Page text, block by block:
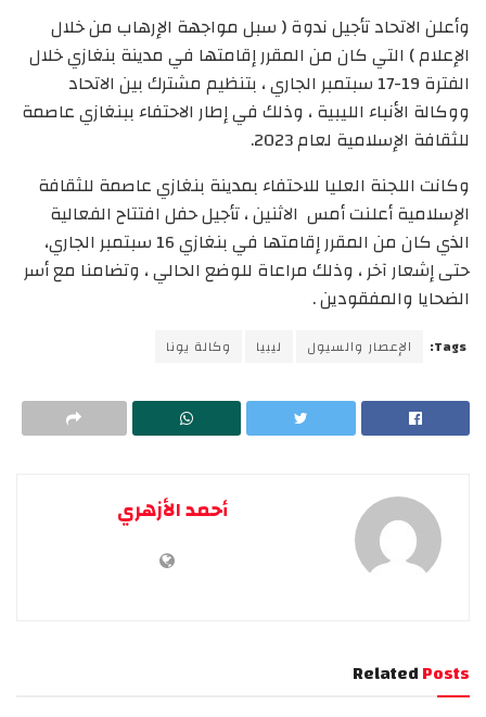
وأعلن الاتحاد تأجيل ندوة ( سبل مواجهة الإرهاب من خلال
الإعلام ) التي كان من المقرر إقامتها في مدينة بنغازي خلال
الفترة 19-17 سبتمبر الجاري ، بتنظيم مشترك بين الاتحاد
ووكالة الأنباء الليبية ، وذلك في إطار الاحتفاء ببنغازي عاصمة
للثقافة الإسلامية لعام 2023.
وكانت اللجنة العليا للاحتفاء بمدينة بنغازي عاصمة للثقافة
الإسلامية أعلنت أمس الاثنين ، تأجيل حفل افتتاح الفعالية
الذي كان من المقرر إقامتها في بنغازي 16 سبتمبر الجاري،
حتى إشعار آخر ، وذلك مراعاة للوضع الحالي ، وتضامنا مع أسر
الضحايا والمفقودين .
Tags: الإعصار والسيول ليبيا وكالة يونا
أحمد الأزهري
RelatedPosts